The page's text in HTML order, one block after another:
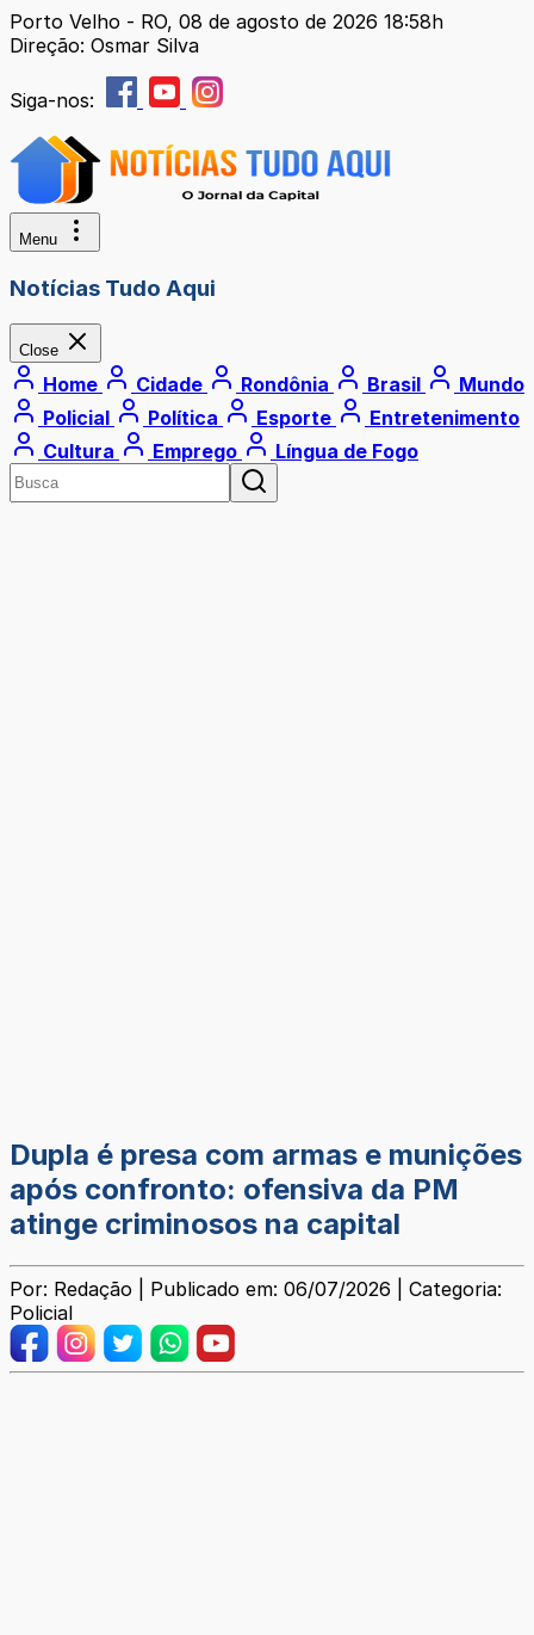
Porto Velho - RO, 08 de agosto de 2026 18:58h
Direção: Osmar Silva
Siga-nos:
Menu
Notícias Tudo Aqui
Close
Home Cidade Rondônia Brasil
Mundo
Policial
Política Esporte
Entretenimento
Cultura
Emprego Língua de Fogo
Dupla é presa com armas e munições
após confronto: ofensiva da PM
atinge criminosos na capital
Por: Redação | Publicado em: 06/07/2026 | Categoria:
Policial